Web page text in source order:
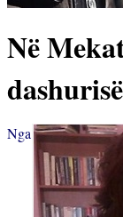
Në
Nga